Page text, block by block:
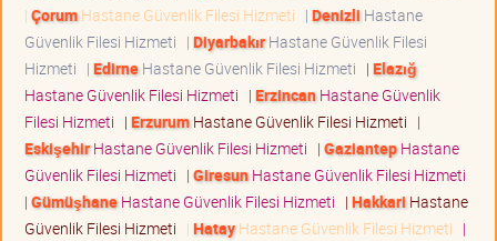
| ÇorumHastane Güvenlik Filesi Hizmeti | Denizli Hastane
Güvenlik Filesi Hizmeti | DiyarbakırHastane Güvenlik Filesi
Hizmeti | EdirneHastane Güvenlik Filesi Hizmeti | Elazığ
Hastane Güvenlik Filesi Hizmeti | ErzincanHastane Güvenlik
Filesi Hizmeti | ErzurumHastane Güvenlik Filesi Hizmeti |
EskişehirHastane Güvenlik Filesi Hizmeti | GaziantepHastane
Güvenlik Filesi Hizmeti | GiresunHastane Güvenlik Filesi Hizmeti
| GümüşhaneHastane Güvenlik Filesi Hizmeti | Hakkari Hastane
Güvenlik Filesi Hizmeti | HatayHastane Güvenlik Filesi Hizmeti |